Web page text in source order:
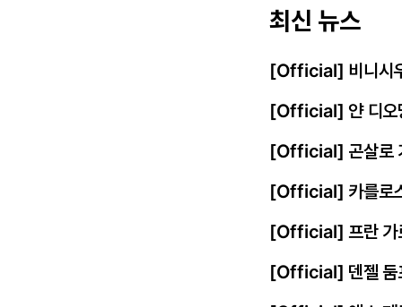
최신 뉴스
[Official] 비니시
[Official] 얀 디오
[Official] 곤살로
[Official] 카를로
[Official] 프란 가
[Official] 덴젤 둠